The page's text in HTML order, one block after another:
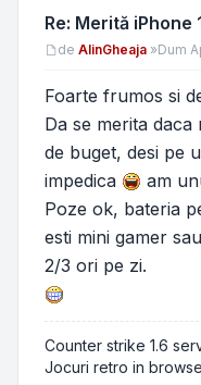
Re: Merită iPhone
Mesaj
de AlinGheaja »Dum
Foarte frumos si
Da se merita daca
de buget, desi pe
impedica
am
Poze ok, bateria
esti mini gamer
2/3 ori pe zi.
Counter strike 1.6
Jocuri retro in